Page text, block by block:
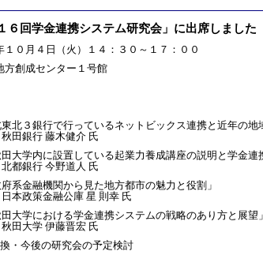
６回学金連携システム研究会」に出席しました
１０月４日（火）１４：３０～１７：００
方創成センター１号館
東北３銀行で行っているネットビックス連携と近年の地
銀行 藤木健介 氏
田大学内に設置している起業力養成講座の説明と学金連
銀行 今野道人 氏
府系金融機関から見た地方都市の魅力と役割」
政策金融公庫 星 則幸 氏
田大学における学金連携システムの戦略のあり方と展望」
大学 伊藤晋宏 氏
・今後の研究会の予定検討